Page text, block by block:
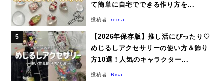
て簡単に自宅でできる作り方を...
投稿者:reina
【2026年保存版】推し活にぴったり♡
めじるしアクセサリーの使い方＆飾り
方10選！人気のキャラクター...
投稿者:Risa